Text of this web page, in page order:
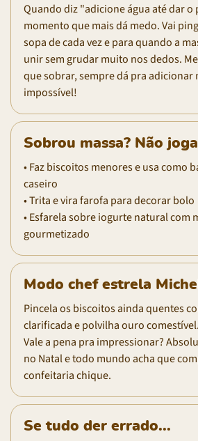
Quando diz "adicione água até dar o
momento que mais dá medo. Vai
sopa de cada vez e para quando a
unir sem grudar muito nos dedos.
que sobrar, sempre dá pra adicionar
impossível!
Sobrou massa? Não
• Faz biscoitos menores e usa como
caseiro
• Trita e vira farofa para decorar bolo
• Esfarela sobre iogurte natural com
gourmetizado
Modo chef estrela
Pincela os biscoitos ainda quentes
clarificada e polvilha ouro
Vale a pena pra impressionar?
no Natal e todo mundo acha que
confeitaria chique.
Se tudo der errado...